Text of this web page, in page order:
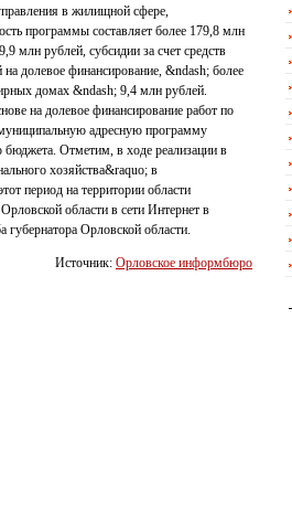
в жилищной сфере,
программы составляет более 179,8 млн
млн рублей, субсидии за счет средств
долевое финансирование, &ndash; более
домах &ndash; 9,4 млн рублей.
на долевое финансирование работ по
адресную программу
бюджета. Отметим, в ходе реализации в
хозяйства&raquo; в
период на территории области
области в сети Интернет в
Орловской области.
Источник: Орловское информбюро